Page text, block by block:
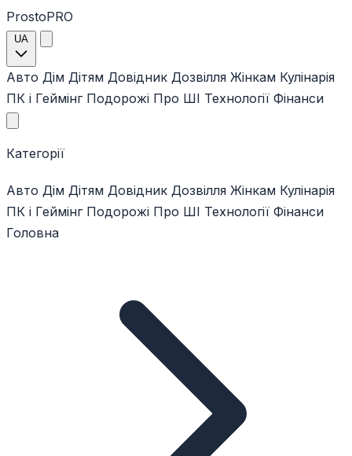
ProstoPRO
UA
Авто Дім Дітям Довідник Дозвілля Жінкам Кулінарія
ПК і Геймінг Подорожі Про ШІ Технології Фінанси
Категорії
Авто Дім Дітям Довідник Дозвілля Жінкам Кулінарія
ПК і Геймінг Подорожі Про ШІ Технології Фінанси
Головна